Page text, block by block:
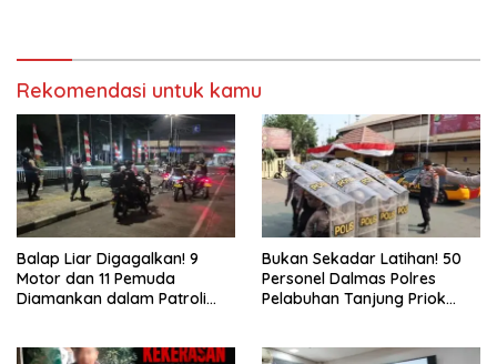
Rekomendasi untuk kamu
Balap Liar Digagalkan! 9
Motor dan 11 Pemuda
Diamankan dalam Patroli
Bukan Sekadar Latihan! 50
Personel Dalmas Polres
Pelabuhan Tanjung Priok